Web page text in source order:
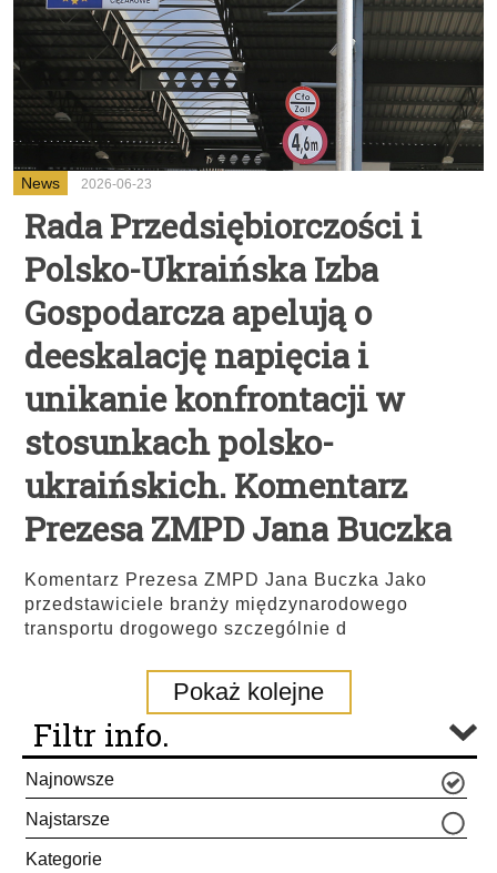
News 2026-06-23
Rada Przedsiębiorczości i
Polsko-Ukraińska Izba
Gospodarcza apelują o
deeskalację napięcia i
unikanie konfrontacji w
stosunkach polsko-
ukraińskich. Komentarz
Prezesa ZMPD Jana Buczka
Komentarz Prezesa ZMPD Jana Buczka Jako
przedstawiciele branży międzynarodowego
transportu drogowego szczególnie d
Pokaż kolejne
Filtr info.
Najnowsze
Najstarsze
Kategorie